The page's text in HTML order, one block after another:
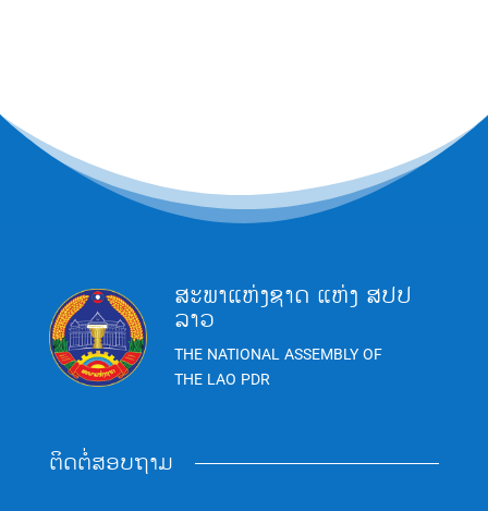
ສະພາແຫ່ງຊາດ ແຫ່ງ ສປປ
ລາວ
THE NATIONAL ASSEMBLY OF
THE LAO PDR
ຕິດຕໍ່ສອບຖາມ